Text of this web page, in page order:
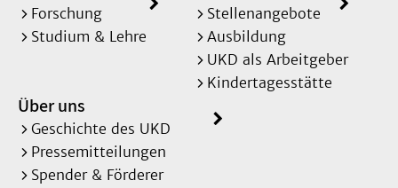
Forschung
Studium & Lehre
Stellenangebote
Ausbildung
UKD als Arbeitgeber
Kindertagesstätte
Über uns
Geschichte des UKD
Pressemitteilungen
Spender & Förderer